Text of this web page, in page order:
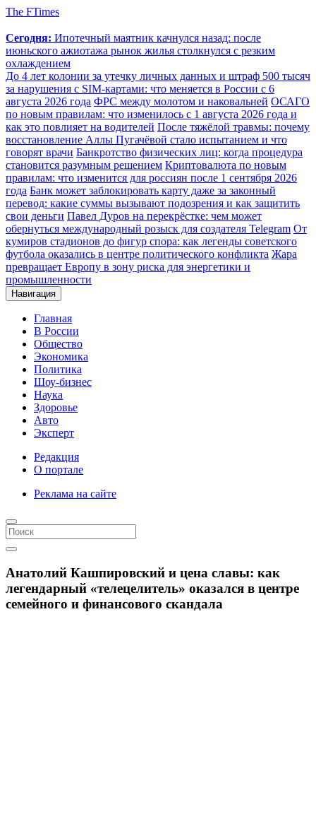
The FTimes
Сегодня: Ипотечный маятник качнулся назад: после
июньского ажиотажа рынок жилья столкнулся с резким
охлаждением
До 4 лет колонии за утечку личных данных и штраф 500 тысяч
за нарушения с SIM-картами: что меняется в России с 6
августа 2026 года ФРС между молотом и наковальней ОСАГО
по новым правилам: что изменилось с 1 августа 2026 года и
как это повлияет на водителей После тяжёлой травмы: почему
восстановление Аллы Пугачёвой стало испытанием и что
говорят врачи Банкротство физических лиц: когда процедура
становится разумным решением Криптовалюта по новым
правилам: что изменится для россиян после 1 сентября 2026
года Банк может заблокировать карту даже за законный
перевод: какие суммы вызывают подозрения и как защитить
свои деньги Павел Дуров на перекрёстке: чем может
обернуться международный розыск для создателя Telegram От
кумиров стадионов до фигур спора: как легенды советского
футбола оказались в центре политического конфликта Жара
превращает Европу в зону риска для энергетики и
промышленности
Навигация
Главная
В России
Общество
Экономика
Политика
Шоу-бизнес
Наука
Здоровье
Авто
Эксперт
Редакция
О портале
Реклама на сайте
Анатолий Кашпировский и цена славы: как
легендарный «телецелитель» оказался в центре
семейного и финансового скандала